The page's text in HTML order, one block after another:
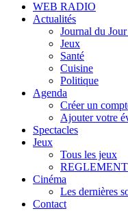
WEB RADIO
Actualités
Journal du
Jeux
Santé
Cuisine
Politique
Agenda
Créer un
Ajouter votre
Spectacles
Jeux
Tous les jeux
Cinéma
Les dernières
Contact